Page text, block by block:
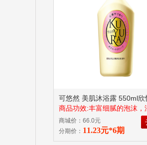
可悠然 美肌沐浴露 550ml
商品功效:丰富细腻的泡沫，
清洁肌肤，香氛沐浴。
商城价：66.0元
分期价： 11.23元*6期